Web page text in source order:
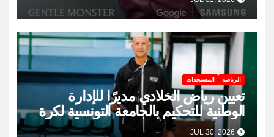
الرياضة المستجدات
تعيين رياض الخلادي مديرًا للإدارة
الوطنية للتحكيم بالجامعة التونسية لكرة
السلة
JUL 30, 2026